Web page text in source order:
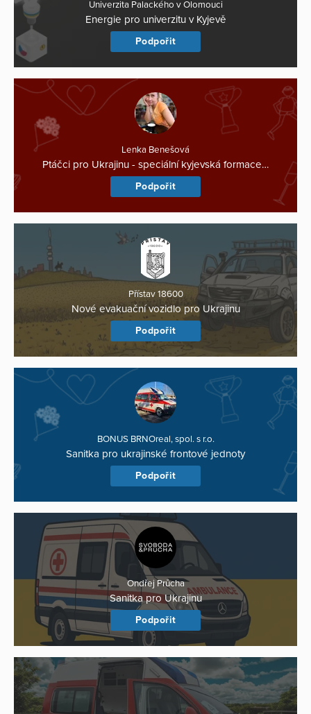
Univerzita Palackého v Olomouci
Energie pro univerzitu v Kyjevě
Podpořit
Lenka Benešová
Ptáčci pro Ukrajinu - speciální kyjevská formace…
Podpořit
Přístav 18600
Nové evakuační vozidlo pro Ukrajinu
Podpořit
BONUS BRNOreal, spol. s r.o.
Sanitka pro ukrajinské frontové jednoty
Podpořit
Ondřej Průcha
Sanitka pro Ukrajinu
Podpořit